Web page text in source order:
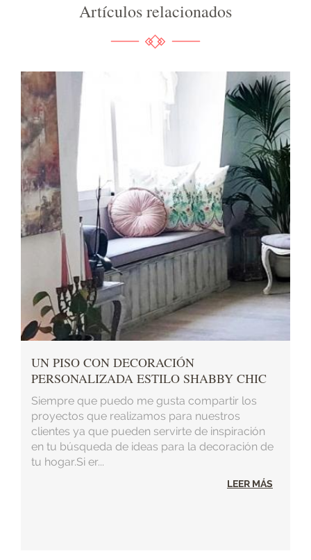
Artículos relacionados
UN PISO CON DECORACIÓN
PERSONALIZADA ESTILO SHABBY CHIC
Siempre que puedo me gusta compartir los
proyectos que realizamos para nuestros
clientes ya que pueden servirte de inspiración
en tu búsqueda de ideas para la decoración de
tu hogar.Si er...
LEER MÁS